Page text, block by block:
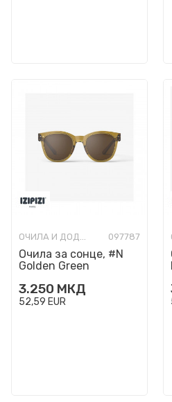
ОЧИЛА И ДОДАТОЦИ 097787
Очила за сонце, #N
Golden Green
3.250 МКД
52,59 EUR